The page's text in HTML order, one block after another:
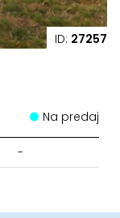
ID: 27257
Na predaj
-